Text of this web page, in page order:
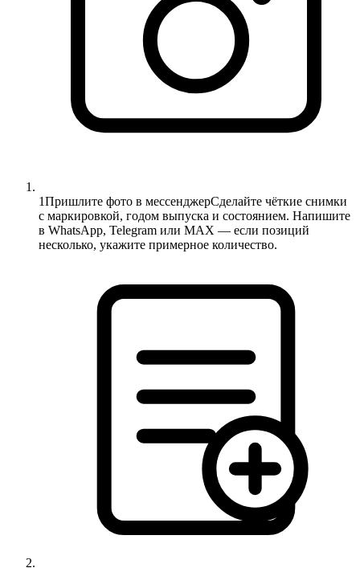
1Пришлите фото в мессенджерСделайте чёткие снимки
с маркировкой, годом выпуска и состоянием. Напишите
в WhatsApp, Telegram или MAX — если позиций
несколько, укажите примерное количество.